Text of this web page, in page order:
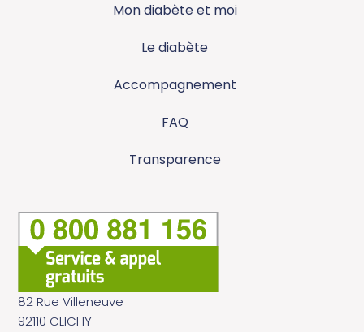
Mon diabète et moi
Le diabète
Accompagnement
FAQ
Transparence
82 Rue Villeneuve
92110 CLICHY